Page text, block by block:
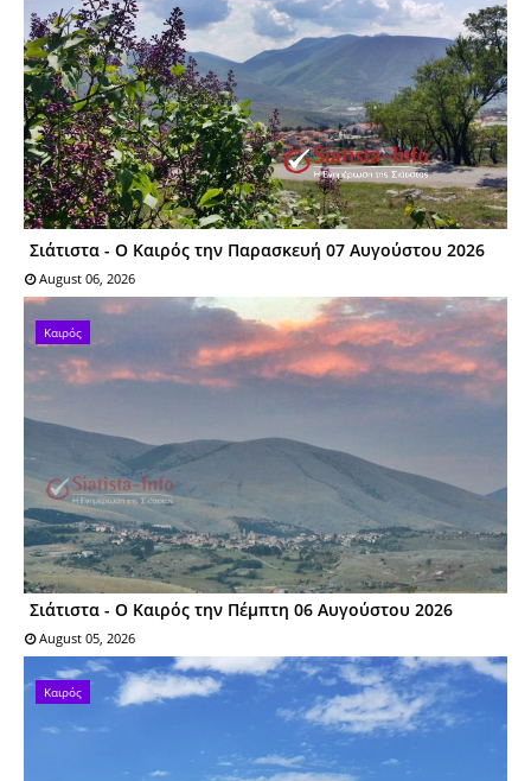
Σιάτιστα - Ο Καιρός την Παρασκευή 07 Αυγούστου 2026
August 06, 2026
Καιρός
Σιάτιστα - Ο Καιρός την Πέμπτη 06 Αυγούστου 2026
August 05, 2026
Καιρός